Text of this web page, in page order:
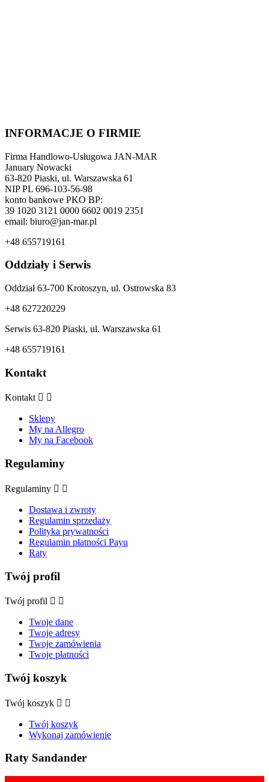
INFORMACJE O FIRMIE
Firma Handlowo-Usługowa JAN-MAR
January Nowacki
63-820 Piaski, ul. Warszawska 61
NIP PL 696-103-56-98
konto bankowe PKO BP:
39 1020 3121 0000 6602 0019 2351
email: biuro@jan-mar.pl
+48 655719161
Oddziały i Serwis
Oddział 63-700 Krotoszyn, ul. Ostrowska 83
+48 627220229
Serwis 63-820 Piaski, ul. Warszawska 61
+48 655719161
Kontakt
Kontakt  
Sklepy
My na Allegro
My na Facebook
Regulaminy
Regulaminy  
Dostawa i zwroty
Regulamin sprzedaży
Polityka prywatności
Regulamin płatności Payu
Raty
Twój profil
Twój profil  
Twoje dane
Twoje adresy
Twoje zamówienia
Twoje płatności
Twój koszyk
Twój koszyk  
Twój koszyk
Wykonaj zamówienie
Raty Sandander